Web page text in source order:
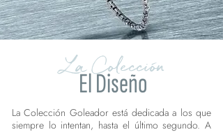
La Colección
El Diseño
La Colección Goleador está dedicada a los que
siempre lo intentan, hasta el último segundo. A